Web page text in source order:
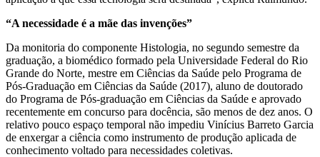
“A necessidade é a mãe das invenções”
Da monitoria do componente Histologia, no segundo semestre da
graduação, a biomédico formado pela Universidade Federal do Rio
Grande do Norte, mestre em Ciências da Saúde pelo Programa de
Pós-Graduação em Ciências da Saúde (2017), aluno de doutorado
do Programa de Pós-graduação em Ciências da Saúde e aprovado
recentemente em concurso para docência, são menos de dez anos. O
relativo pouco espaço temporal não impediu Vinícius Barreto Garcia
de enxergar a ciência como instrumento de produção aplicada de
conhecimento voltado para necessidades coletivas.